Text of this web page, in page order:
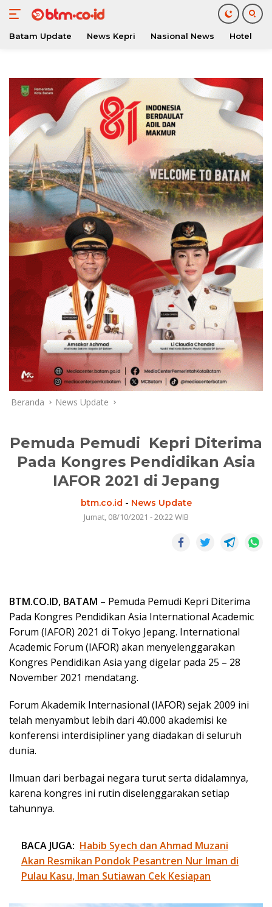
konten
Batam Update News Kepri Nasional News Hotel
Beranda News Update
Pemuda Pemudi Kepri Diterima
Pada Kongres Pendidikan Asia
IAFOR 2021 di Jepang
btm.co.id - News Update
Jumat, 08/10/2021 - 20:22 WIB
BTM.CO.ID, BATAM – Pemuda Pemudi Kepri Diterima
Pada Kongres Pendidikan Asia International Academic
Forum (IAFOR) 2021 di Tokyo Jepang. International
Academic Forum (IAFOR) akan menyelenggarakan
Kongres Pendidikan Asia yang digelar pada 25 – 28
November 2021 mendatang.
Forum Akademik Internasional (IAFOR) sejak 2009 ini
telah menyambut lebih dari 40.000 akademisi ke
konferensi interdisipliner yang diadakan di seluruh
dunia.
Ilmuan dari berbagai negara turut serta didalamnya,
karena kongres ini rutin diselenggarakan setiap
tahunnya.
BACA JUGA: Habib Syech dan Ahmad Muzani
Akan Resmikan Pondok Pesantren Nur Iman di
Pulau Kasu, Iman Sutiawan Cek Kesiapan